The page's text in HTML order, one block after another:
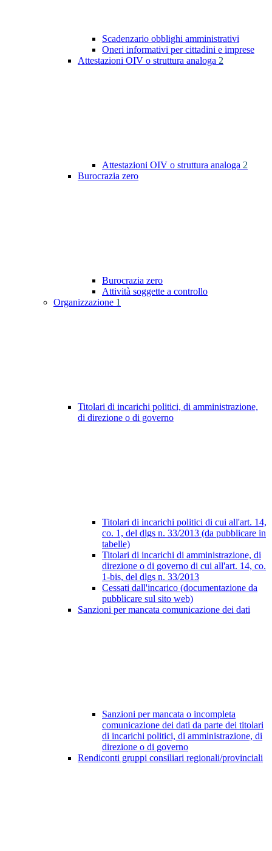
Scadenzario obblighi amministrativi
Oneri informativi per cittadini e imprese
Attestazioni OIV o struttura analoga 2
Attestazioni OIV o struttura analoga 2
Burocrazia zero
Burocrazia zero
Attività soggette a controllo
Organizzazione 1
Titolari di incarichi politici, di amministrazione,
di direzione o di governo
Titolari di incarichi politici di cui all'art. 14,
co. 1, del dlgs n. 33/2013 (da pubblicare in
tabelle)
Titolari di incarichi di amministrazione, di
direzione o di governo di cui all'art. 14, co.
1-bis, del dlgs n. 33/2013
Cessati dall'incarico (documentazione da
pubblicare sul sito web)
Sanzioni per mancata comunicazione dei dati
Sanzioni per mancata o incompleta
comunicazione dei dati da parte dei titolari
di incarichi politici, di amministrazione, di
direzione o di governo
Rendiconti gruppi consiliari regionali/provinciali